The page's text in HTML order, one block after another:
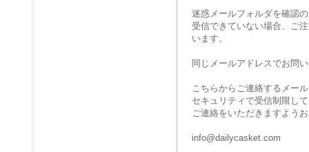
迷惑メールフォルダを確認
受信できていない場合、ご
います。
同じメールアドレスでお問
こちらからご連絡するメー
セキュリティで受信制限し
ご連絡をいただきますよう
info@dailycasket.com